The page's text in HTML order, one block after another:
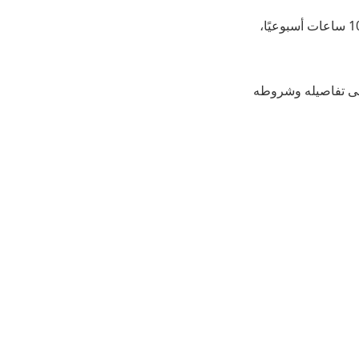
يمتاز البرنامج بمرونته، إذ يُنفذ عن بُعد خلال الفترة المسائية طوال العام الدراسي، بمعدل 5-10 ساعات أسبوعيًا،
تفاصيله وشروطه